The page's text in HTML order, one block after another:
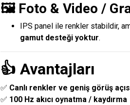
🖼️ Foto & Video /
IPS panel ile renkler stabildir,
gamut desteği yoktur.
👍 Avantajları
✅ Canlı renkler ve geniş görüş
✅ 100 Hz akıcı oynatma / kaydırma